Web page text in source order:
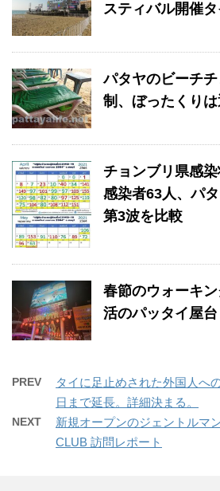
スティバル開催
パタヤのビーチ
制、ぼったくり
チョンブリ県感
感染者63人、パ
第3波を比較
春節のウォーキ
活のパッタイ屋台
PREV
タイに足止めされた外国人へ
日まで延長。詳細決まる。
NEXT
新規オープンのジェントルマ
CLUB 訪問レポート